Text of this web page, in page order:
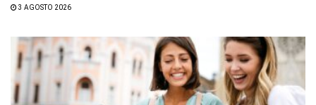
3 AGOSTO 2026